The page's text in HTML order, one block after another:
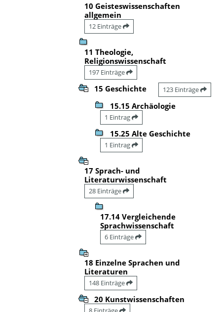
10 Geisteswissenschaften
allgemein
12 Einträge
11 Theologie,
Religionswissenschaft
197 Einträge
15 Geschichte 123 Einträge
15.15 Archäologie
1 Eintrag
15.25 Alte Geschichte
1 Eintrag
17 Sprach- und
Literaturwissenschaft
28 Einträge
17.14 Vergleichende
Sprachwissenschaft
6 Einträge
18 Einzelne Sprachen und
Literaturen
148 Einträge
20 Kunstwissenschaften